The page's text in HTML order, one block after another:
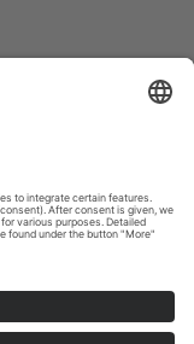
des Märkischen Kreises /